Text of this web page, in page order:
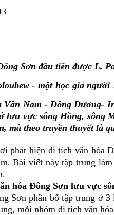
Sơn đầu tiên được L.
- một học giả người
Vân Nam - Đông Dương-
lưu vực sông Hồng, sông
mà theo truyền thuyết là
phát hiện di tích văn hóa
Bài viết này tập trung
hóa Đông Sơn lưu vực
Sơn phân bố tập trung ở
mỗi nhóm di tích văn